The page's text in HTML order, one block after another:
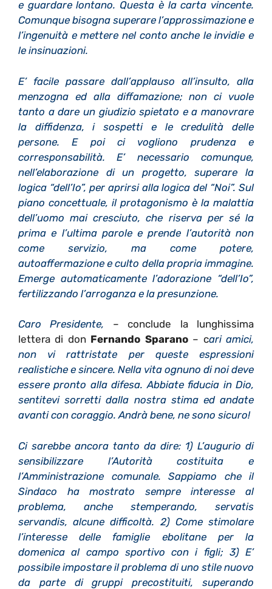
e guardare lontano. Questa è la carta vincente.
Comunque bisogna superare l’approssimazione e
l’ingenuità e mettere nel conto anche le invidie e
le insinuazioni.
E’ facile passare dall’applauso all’insulto, alla
menzogna ed alla diffamazione; non ci vuole
tanto a dare un giudizio spietato e a manovrare
la diffidenza, i sospetti e le credulità delle
persone. E poi ci vogliono prudenza e
corresponsabilità. E’ necessario comunque,
nell’elaborazione di un progetto, superare la
logica “dell’Io”, per aprirsi alla logica del “Noi”. Sul
piano concettuale, il protagonismo è la malattia
dell’uomo mai cresciuto, che riserva per sé la
prima e l’ultima parole e prende l’autorità non
come servizio, ma come potere,
autoaffermazione e culto della propria immagine.
Emerge automaticamente l’adorazione “dell’Io”,
fertilizzando l’arroganza e la presunzione.
Caro Presidente, – conclude la lunghissima
lettera di donFernando Sparano– cari amici,
non vi rattristate per queste espressioni
realistiche e sincere. Nella vita ognuno di noi deve
essere pronto alla difesa. Abbiate fiducia in Dio,
sentitevi sorretti dalla nostra stima ed andate
avanti con coraggio. Andrà bene, ne sono sicuro!
Ci sarebbe ancora tanto da dire: 1) L’augurio di
sensibilizzare l’Autorità costituita e
l’Amministrazione comunale. Sappiamo che il
Sindaco ha mostrato sempre interesse al
problema, anche stemperando, servatis
servandis, alcune difficoltà. 2) Come stimolare
l’interesse delle famiglie ebolitane per la
domenica al campo sportivo con i figli; 3) E’
possibile impostare il problema di uno stile nuovo
da parte di gruppi precostituiti, superando